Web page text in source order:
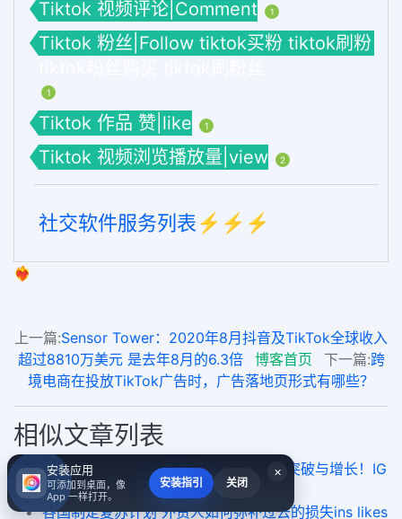
Tiktok 视频评论|Comment 1
Tiktok 粉丝|Follow tiktok买粉 tiktok刷粉
1
Tiktok 作品 赞|like 1
Tiktok 视频浏览播放量|view 2
社交软件服务列表⚡️⚡️⚡️
❤️‍🔥
上一篇:Sensor Tower：2020年8月抖音及TikTok全球收入
超过8810万美元 是去年8月的6.3倍
博客首页 下一篇:跨
境电商在投放TikTok广告时，广告落地页形式有哪些？
相似文章列表
同行不同命的跨境电商人续集：卖家的突破与增长！IG
followers for cheap
各国制定复苏计划 外贸人如何弥补过去的损失ins likes
×
安装应用
可添加到桌面，像
App 一样打开。
安装指引 关闭